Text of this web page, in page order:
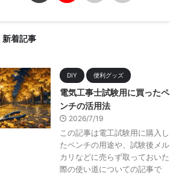
新着記事
DIY 便利グッズ
電気工事士試験用に買ったペ
ンチの活用法
2026/7/19
この記事は電工試験用に購入し
たペンチの用途や、試験後メル
カリなどに売らず取っておいた
際の使い道についての記事で